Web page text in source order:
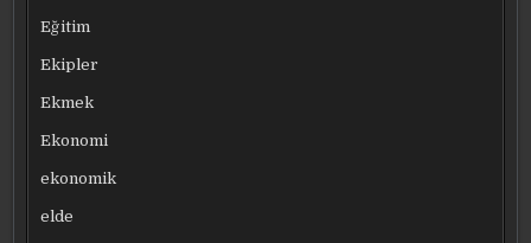
Eğitim
Ekipler
Ekmek
Ekonomi
ekonomik
elde